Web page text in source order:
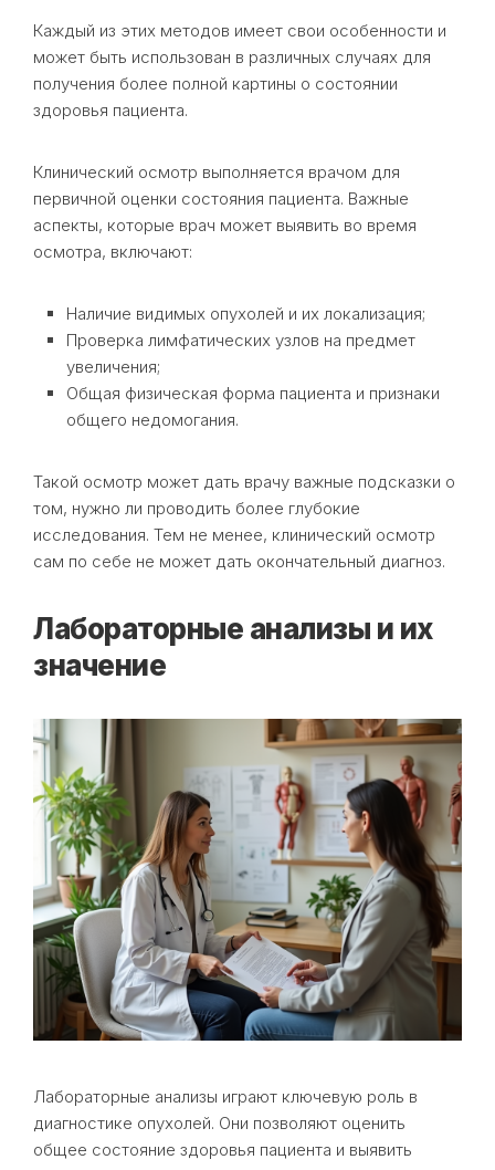
Каждый из этих методов имеет свои особенности и
может быть использован в различных случаях для
получения более полной картины о состоянии
здоровья пациента.
Клинический осмотр выполняется врачом для
первичной оценки состояния пациента. Важные
аспекты, которые врач может выявить во время
осмотра, включают:
Наличие видимых опухолей и их локализация;
Проверка лимфатических узлов на предмет
увеличения;
Общая физическая форма пациента и признаки
общего недомогания.
Такой осмотр может дать врачу важные подсказки о
том, нужно ли проводить более глубокие
исследования. Тем не менее, клинический осмотр
сам по себе не может дать окончательный диагноз.
Лабораторные анализы и их
значение
Лабораторные анализы играют ключевую роль в
диагностике опухолей. Они позволяют оценить
общее состояние здоровья пациента и выявить